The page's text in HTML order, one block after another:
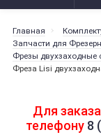
Главная
Запчасти для
Фрезы двухзаходные
Фреза Lisi
Для
телефону 8